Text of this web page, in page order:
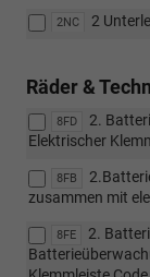
2NC 2
Räder &
8FD
2.
Elektrischer
8FB
zusammen mit
8FE
2.